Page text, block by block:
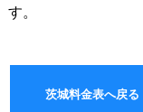
す。
茨城料金表へ戻る